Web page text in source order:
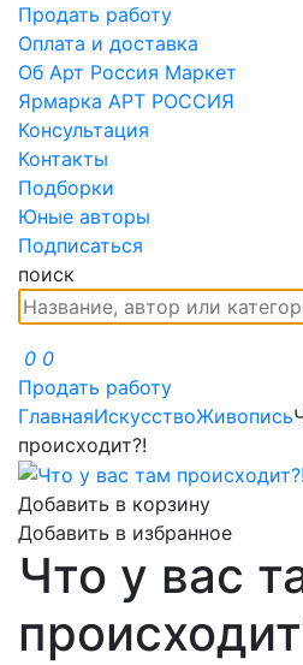
Продать работу
Оплата и доставка
Об Арт Россия Маркет
Ярмарка АРТ РОССИЯ
Консультация
Контакты
Подборки
Юные авторы
Подписаться
поиск
0 0
Продать работу
ГлавнаяИскусствоЖивопись
происходит?!
Добавить в корзину
Добавить в избранное
Что у вас